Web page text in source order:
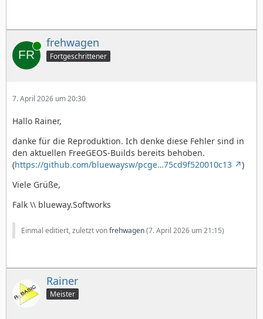
Online frehwagen
Fortgeschrittener
7. April 2026 um 20:30
Hallo Rainer,
danke für die Reproduktion. Ich denke diese Fehler sind in
den aktuellen FreeGEOS-Builds bereits behoben.
(https://github.com/bluewaysw/pcge…75cd9f520010c13
)
Viele Grüße,
Falk \\ blueway.Softworks
Einmal editiert, zuletzt vonfrehwagen(7. April 2026 um 21:15)
Rainer
Meister